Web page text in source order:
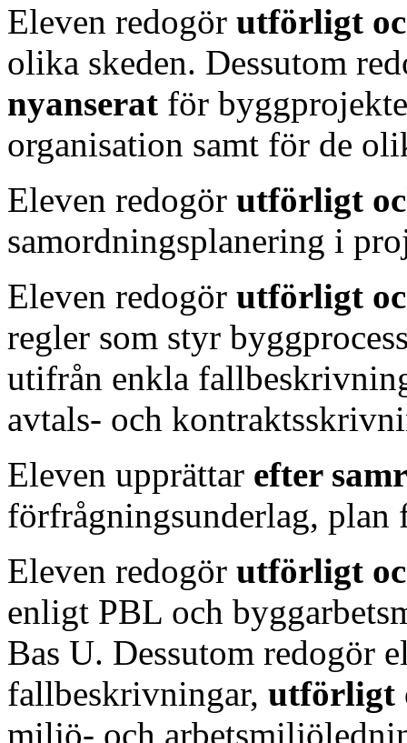
Eleven redogör utförligt
olika skeden. Dessutom
nyanserat för
organisation samt för de
Eleven redogör utförligt
samordningsplanering i
Eleven redogör utförligt
regler som styr
utifrån enkla
avtals- och
Eleven upprättar efter
förfrågningsunderlag, plan
Eleven redogör utförligt
enligt PBL och
Bas U. Dessutom redogör
fallbeskrivningar, utförligt
miljö- och